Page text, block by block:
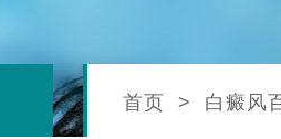
首页 > 白癜风